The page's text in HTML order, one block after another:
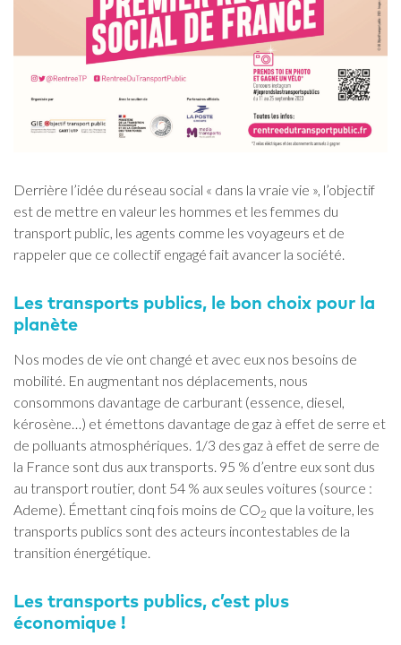
Derrière l’idée du réseau social « dans la vraie vie », l’objectif
est de mettre en valeur les hommes et les femmes du
transport public, les agents comme les voyageurs et de
rappeler que ce collectif engagé fait avancer la société.
Les transports publics, le bon choix pour la
planète
Nos modes de vie ont changé et avec eux nos besoins de
mobilité. En augmentant nos déplacements, nous
consommons davantage de carburant (essence, diesel,
kérosène…) et émettons davantage de gaz à effet de serre et
de polluants atmosphériques. 1/3 des gaz à effet de serre de
la France sont dus aux transports. 95 % d’entre eux sont dus
au transport routier, dont 54 % aux seules voitures (source :
Ademe). Émettant cinq fois moins de CO2 que la voiture, les
transports publics sont des acteurs incontestables de la
transition énergétique.
Les transports publics, c’est plus
économique !